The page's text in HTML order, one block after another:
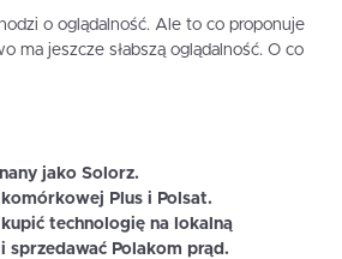
o oglądalność. Ale to co proponuje
ma jeszcze słabszą oglądalność. O co
jako Solorz.
Plus i Polsat.
kupić technologię na lokalną
sprzedawać Polakom prąd.